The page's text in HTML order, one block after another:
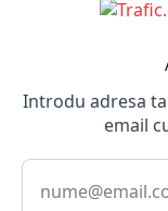
Introdu adresa
email